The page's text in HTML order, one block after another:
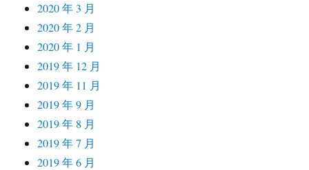
2020 年 3 月
2020 年 2 月
2020 年 1 月
2019 年 12 月
2019 年 11 月
2019 年 9 月
2019 年 8 月
2019 年 7 月
2019 年 6 月